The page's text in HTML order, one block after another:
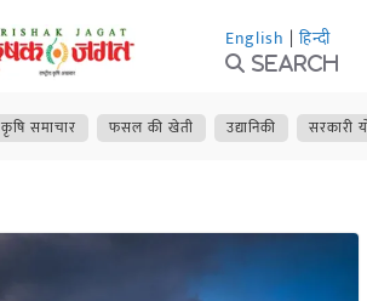
English | हिन्दी
Search
कृषि समाचार फसल की खेती उद्यानिकी सरकारी